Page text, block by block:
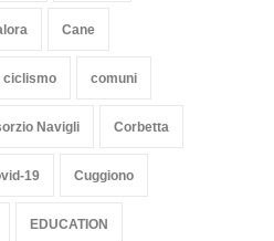
Cane
ciclismo comuni
Navigli Corbetta
19 Cuggiono
EDUCATION